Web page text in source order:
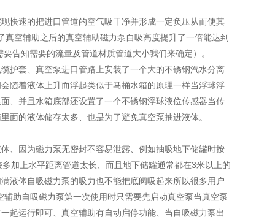
快速的把进口管道的空气吸干净并形成一定负压从而使其
真空辅助之后的真空辅助磁力泵自吸高度提升了一倍能达到
告知需要的流量及管道材质管道大小我们来确定）。
护套、真空泵进口管路上安装了一个大的不锈钢汽水分离
随着液体上升而浮起类似于马桶水箱的原理一样当浮球浮
、并且水箱底部还设置了一个不锈钢浮球液位传感器当传
面的液体储存太多、也是为了避免真空泵抽进液体。
、因为磁力泵无密封不容易泄露、例如抽吸地下储罐时按
加上水平距离管道太长、而且地下储罐通常都在3米以上的
液体自吸磁力泵的吸力也不能把底阀吸起来所以很多用户
助自吸磁力泵第一次使用时只需要先启动真空泵当真空泵
起运行即可、真空辅助有自动启停功能、当自吸磁力泵出